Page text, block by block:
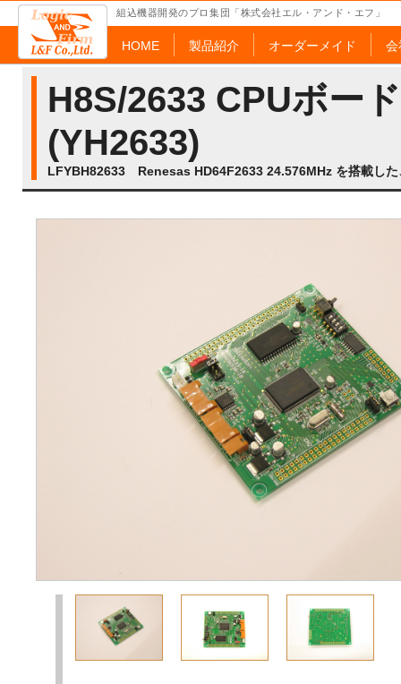
組込機器開発のプロ集団「株式会社エル・アンド・エフ」
HOME 製品紹介 オーダーメイド 会
H8S/2633 CPUボード
(YH2633)
LFYBH82633 Renesas HD64F2633 24.576MHz を搭載した